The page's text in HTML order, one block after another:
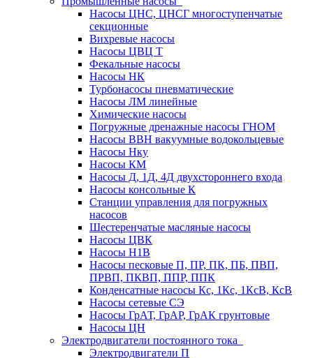
Насосы ЦНС, ЦНСГ многоступенчатые
секционные
Вихревые насосы
Насосы ЦВЦ Т
Фекальные насосы
Насосы НК
Турбонасосы пневматические
Насосы ЛМ линейные
Химические насосы
Погружные дренажные насосы ГНОМ
Насосы ВВН вакуумные водокольцевые
Насосы Нку
Насосы КМ
Насосы Д, 1Д, 4Д двухстороннего входа
Насосы консольные К
Станции управления для погружных
насосов
Шестеренчатые масляные насосы
Насосы ЦВК
Насосы Н1В
Насосы песковые П, ПР, ПК, ПБ, ПВП,
ПРВП, ПКВП, ППР, ППК
Конденсатные насосы Кс, 1Кс, 1КсВ, КсВ
Насосы сетевые СЭ
Насосы ГрАТ, ГрАР, ГрАК грунтовые
Насосы ЦН
Электродвигатели постоянного тока
Электродвигатели П